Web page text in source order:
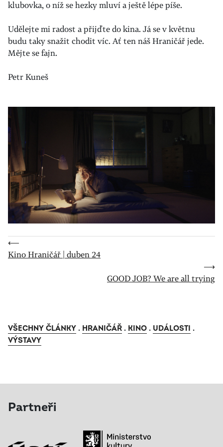
klubovka, o níž se hezky mluví a ještě lépe píše.
Udělejte mi radost a přijďte do kina. Já se v květnu
budu taky snažit chodit víc. Ať ten náš Hraničář jede.
Mějte se fajn.
Petr Kuneš
⟵
Kino Hraničář | duben 24
⟶
GOOD JOB? We are all trying
VŠECHNY ČLÁNKY . HRANIČÁŘ . KINO . UDÁLOSTI .
VÝSTAVY
Partneři